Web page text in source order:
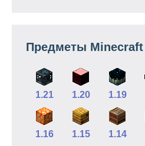
Предметы Minecraft
1.21 1.20 1.19
1.16 1.15 1.14